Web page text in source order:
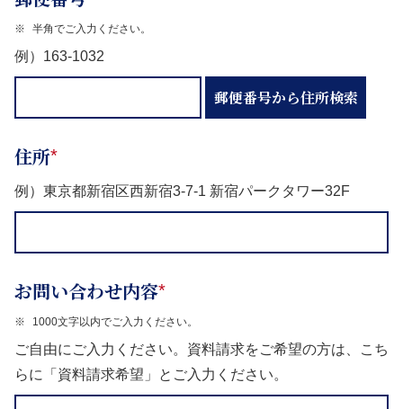
※ 半角でご入力ください。
例）163‐1032
郵便番号から住所検索
住所*
例）東京都新宿区西新宿3‐7‐1 新宿パークタワー32F
お問い合わせ内容*
※ 1000文字以内でご入力ください。
ご自由にご入力ください。資料請求をご希望の方は、こち
らに「資料請求希望」とご入力ください。